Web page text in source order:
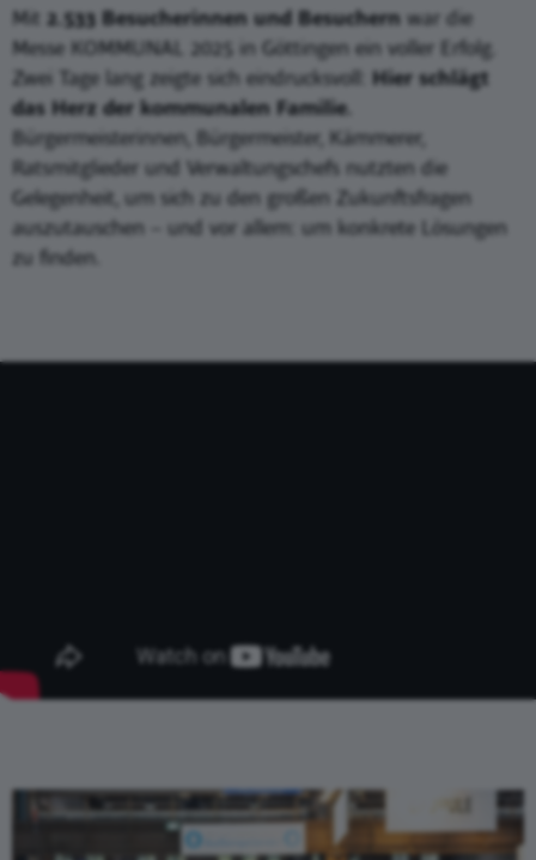
Mit 2.533 Besucherinnen und Besuchern war die
Messe KOMMUNAL 2025 in Göttingen ein voller Erfolg.
Zwei Tage lang zeigte sich eindrucksvoll: Hier schlägt
das Herz der kommunalen Familie.
Bürgermeisterinnen, Bürgermeister, Kämmerer,
Ratsmitglieder und Verwaltungschefs nutzten die
Gelegenheit, um sich zu den großen Zukunftsfragen
auszutauschen – und vor allem: um konkrete Lösungen
zu finden.